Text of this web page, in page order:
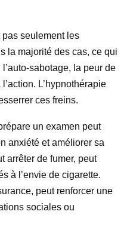
pas seulement les
la majorité des cas, ce qui
sabotage, la peur de
L’hypnothérapie
ces freins.
un examen peut
anxiété et améliorer sa
arrêter de fumer, peut
à l’envie de cigarette.
peut renforcer une
sociales ou